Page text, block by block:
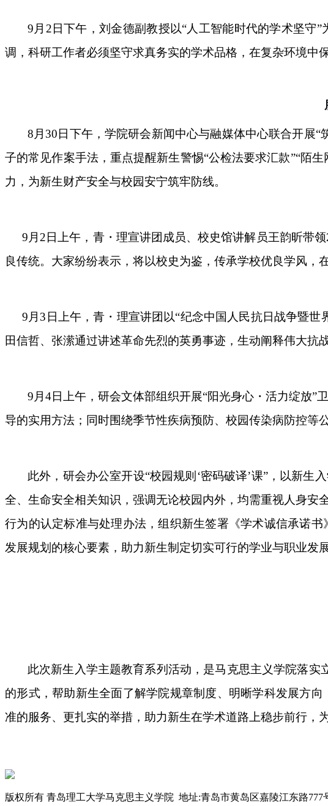
9月2日下午，刘金德副教授以“人工智能时代的学术坚守
调，科研工作者必须坚守求真务实的学术品格，在复杂环境中
8月30日下午，学院研会新闻中心与融媒体中心联合开展
子的常见作案手法，重点提醒新生警惕“公检法要求汇款”“陌
力，为新生财产安全与校园安宁筑牢防线。
9月2日上午，青・理宣讲团成员、校史馆讲解员王韵昕带
良传统。大家纷纷表示，将以校史为鉴，传承学校优良学风，
9月3日上午，青・理宣讲团以“纪念中国人民抗日战争暨世
田信哲、张潆通过讲述革命先烈的英勇事迹，生动阐释伟大抗
9月4日上午，研会文体部组织开展“阳光身心・活力绽放
导的实用方法；同时围绕季节性疾病预防、校园传染病防控等
此外，研会办公室开设“校园规则‘密码破译’课”，以新生
全、生命安全相关知识，强调无论校园内外，均需重视人身安
行为的认定标准与处理办法，组织新生签署《学术诚信承诺
发展规划的核心要素，助力新生制定切实可行的学业与职业发展
此次新生入学主题教育系列活动，是马克思主义学院落实
的形式，帮助新生全面了解学院规章制度、明晰学科发展方
准的服务、更扎实的举措，助力新生在学术道路上稳步前行，
版权所有 青岛理工大学马克思主义学院 地址:青岛市黄岛区嘉陵江东路777